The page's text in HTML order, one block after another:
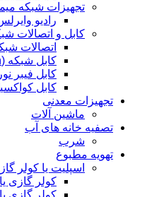
تجهیزات شبکه
رادیو
کابل و اتصالات
اتصالات
کابل شبکه (Lan)
کابل فیبر
کابل
تجهیزات معدنی
ماشین آلات
تصفیه خانه های آب
شرب
تهویه مطبوع
اسپلیت یا کولر
کولر گازی
کولر گازی